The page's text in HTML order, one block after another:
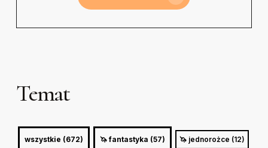
Temat
wszystkie (672) 🦄 fantastyka (57) 🦄 jednorożce (12)